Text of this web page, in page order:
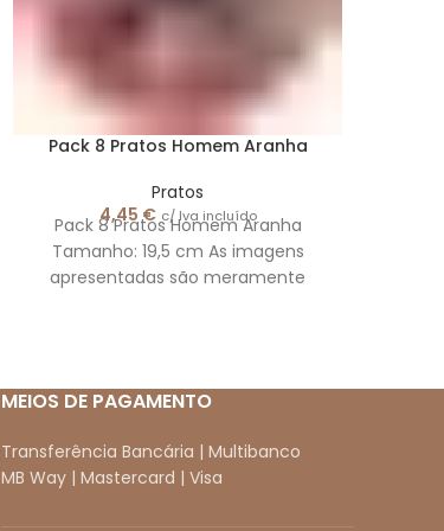
Pack 8 Pratos Homem Aranha
Pratos
4,45€ c/ Iva incluído
Pack 8 Pratos Homem Aranha
Tamanho: 19,5 cm As imagens
apresentadas são meramente
MEIOS DE PAGAMENTO
Transferência Bancária | Multibanco
MB Way | Mastercard | Visa